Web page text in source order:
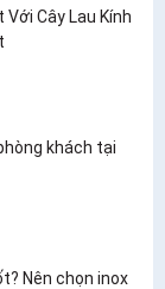
Với Cây Lau Kính
khách tại
Nên chọn inox